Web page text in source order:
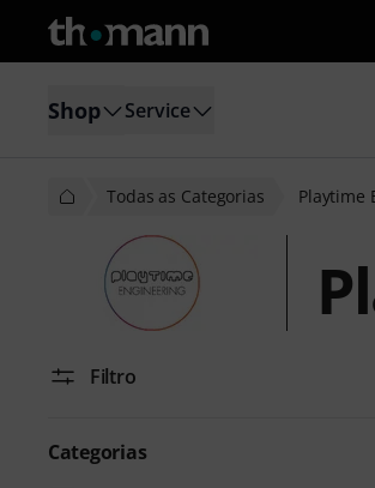
Shop Service
Todas as Categorias Playtime
Filtro
Categorias